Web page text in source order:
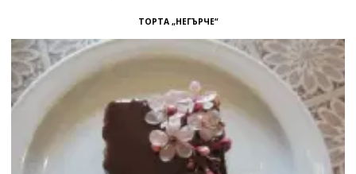
ТОРТА „НЕГЪРЧЕ“